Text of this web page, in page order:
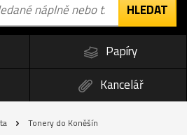
Papíry
Kancelář
Tonery do Koněšín